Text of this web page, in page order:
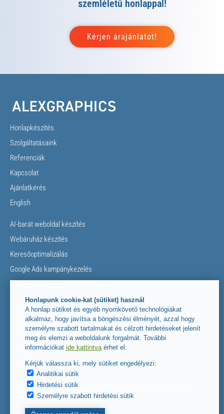
szemléletű honlappal!
Honlapkészítés
Szolgáltatásaink
Referenciák
Kapcsolat
Ajánlatkérés
English
AI-barát weboldal készítés
Webáruház készítés
Keresőoptimalizálás
Google Ads kampánykezelés
Weboldal készítés lépései
Céges honlap fontos elemei
Domain regisztráció, web tárhely
Lokális, helyi marketing
Honlap készítés Ausztria
Profi honlappal és online marketinggel gyorsan az élre kerülhet.
Vegye fel velünk a kapcsolatot!
06 (30) 854-5662
Honlapunk cookie-kat (sütiket) használ
A honlap sütiket és egyéb nyomkövető technológiákat
alkalmaz, hogy javítsa a böngészési élményét, azzal hogy
személyre szabott tartalmakat és célzott hirdetéseket jelenít
meg és elemzi a weboldalunk forgalmát. További
információkat ide kattintvaérhet el.
Kérjük válassza ki, mely sütiket engedélyezi:
Analitikai sütik
Hirdetési sütik
Személyre szabott hirdetési sütik